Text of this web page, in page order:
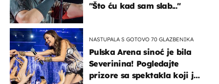
"Što ću kad sam slab..."
NASTUPALA S GOTOVO 70 GLAZBENIKA
Pulska Arena sinoć je bila
Severinina! Pogledajte
prizore sa spektakla koji je